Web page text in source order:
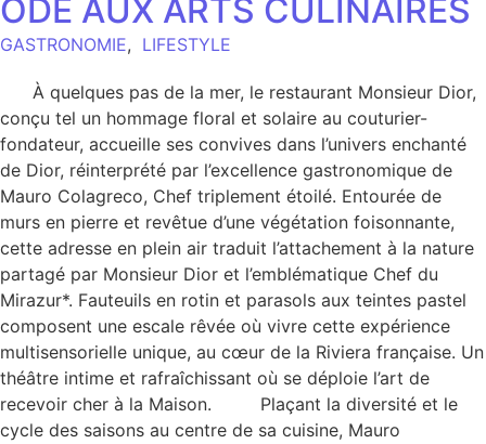
ODE AUX ARTS CULINAIRES
GASTRONOMIE, LIFESTYLE
À quelques pas de la mer, le restaurant Monsieur Dior,
conçu tel un hommage floral et solaire au couturier-
fondateur, accueille ses convives dans l’univers enchanté
de Dior, réinterprété par l’excellence gastronomique de
Mauro Colagreco, Chef triplement étoilé. Entourée de
murs en pierre et revêtue d’une végétation foisonnante,
cette adresse en plein air traduit l’attachement à la nature
partagé par Monsieur Dior et l’emblématique Chef du
Mirazur*. Fauteuils en rotin et parasols aux teintes pastel
composent une escale rêvée où vivre cette expérience
multisensorielle unique, au cœur de la Riviera française. Un
théâtre intime et rafraîchissant où se déploie l’art de
recevoir cher à la Maison. Plaçant la diversité et le
cycle des saisons au centre de sa cuisine, Mauro